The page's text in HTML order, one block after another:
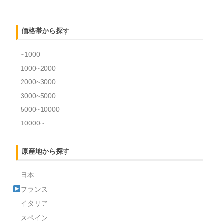
価格帯から探す
~1000
1000~2000
2000~3000
3000~5000
5000~10000
10000~
原産地から探す
日本
フランス
イタリア
スペイン